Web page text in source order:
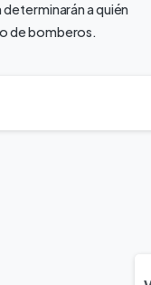
a quién
de bomberos.